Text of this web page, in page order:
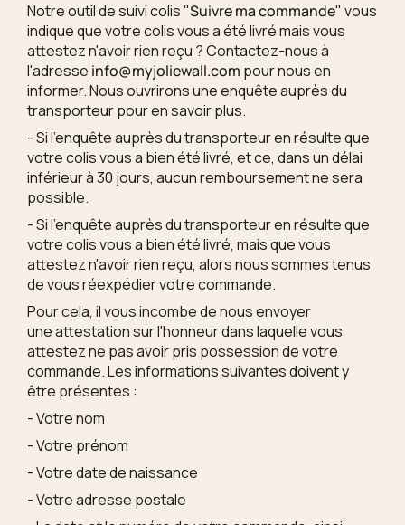
Notre outil de suivi colis "Suivre ma commande" vous
indique que votre colis vous a été livré mais vous
attestez n'avoir rien reçu ? Contactez-nous à
l'adresse info@myjoliewall.com pour nous en
informer. Nous ouvrirons une enquête auprès du
transporteur pour en savoir plus.
- Si l'enquête auprès du transporteur en résulte que
votre colisvous a bien été livré, et ce, dans un délai
inférieur à 30 jours, aucun remboursement ne sera
possible.
- Sil'enquête auprès du transporteur en résulte que
votre colisvous a bien été livré, mais que vous
attestez n'avoir rien reçu, alors nous sommes tenus
de vous réexpédier votre commande.
Pour cela, il vous incombe de nous envoyer
une attestation sur l'honneur dans laquelle vous
attestez ne pas avoir pris possession de votre
commande. Les informations suivantes doivent y
être présentes :
- Votre nom
- Votre prénom
- Votre date de naissance
- Votre adresse postale